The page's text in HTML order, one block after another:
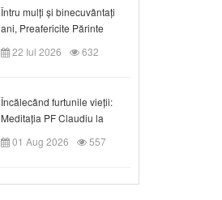
Întru mulți și binecuvântați
ani, Preafericite Părinte
Claudiu!
22 Iul 2026 632
Încălecând furtunile vieții:
Meditația PF Claudiu la
Duminica a IX-a după Rusalii
01 Aug 2026 557